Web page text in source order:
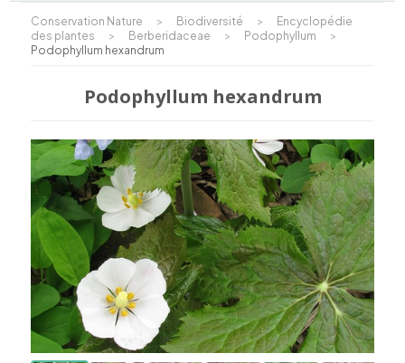
Conservation Nature > Biodiversité >
Encyclopédie
des plantes
> Berberidaceae > Podophyllum
>
Podophyllum hexandrum
Podophyllum hexandrum